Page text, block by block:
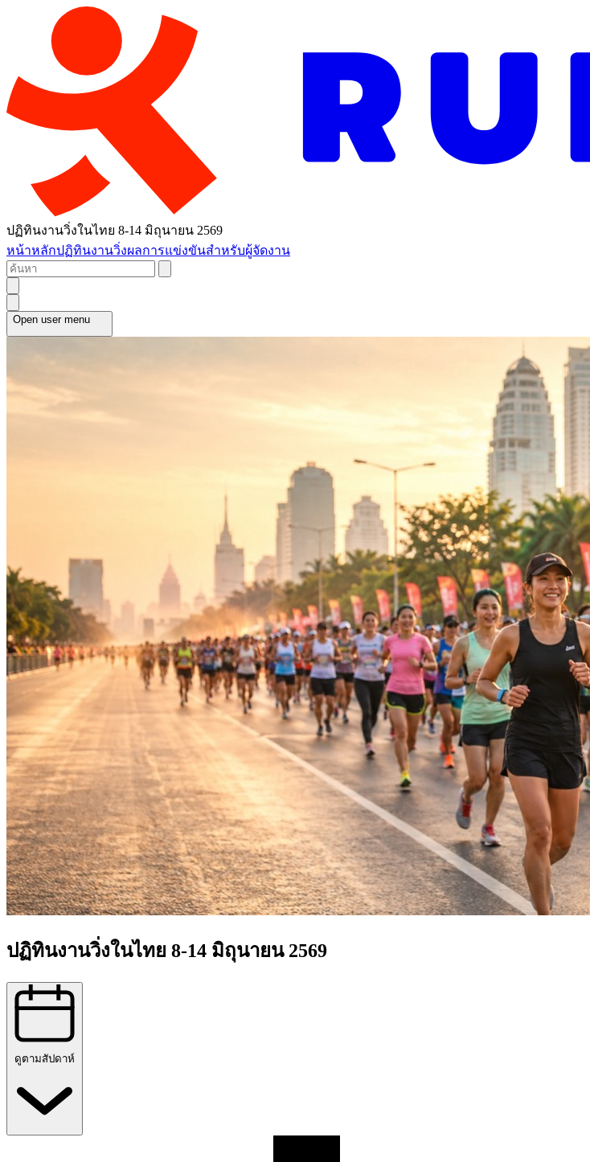
ปฏิทินงานวิ่งในไทย 8-14 มิถุนายน 2569
หน้าหลักปฏิทินงานวิ่งผลการแข่งขันสำหรับผู้จัดงาน
Open user menu
ปฏิทินงานวิ่งในไทย 8-14 มิถุนายน 2569
ดูตามสัปดาห์